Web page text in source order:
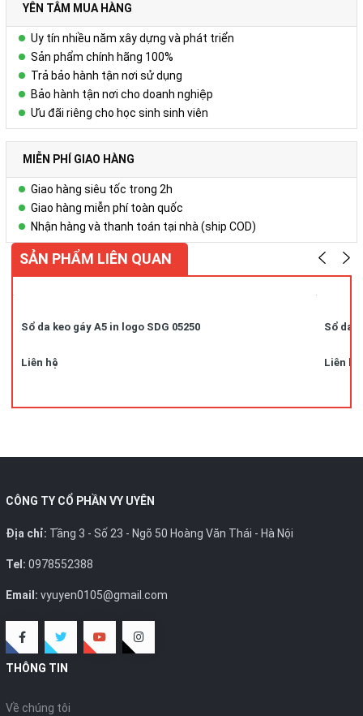
YÊN TÂM MUA HÀNG
Uy tín nhiều năm xây dựng và phát triển
Sản phẩm chính hãng 100%
Trả bảo hành tận nơi sử dụng
Bảo hành tận nơi cho doanh nghiệp
Ưu đãi riêng cho học sinh sinh viên
MIỄN PHÍ GIAO HÀNG
Giao hàng siêu tốc trong 2h
Giao hàng miễn phí toàn quốc
Nhận hàng và thanh toán tại nhà (ship COD)
SẢN PHẨM LIÊN QUAN
Sổ da keo gáy A5 in logo SDG 05250
Liên hệ
Sổ da
Liên hệ
CÔNG TY CỔ PHẦN VY UYÊN
Địa chỉ: Tầng 3 - Số 23 - Ngõ 50 Hoàng Văn Thái - Hà Nội
Tel: 0978552388
Email: vyuyen0105@gmail.com
THÔNG TIN
Về chúng tôi